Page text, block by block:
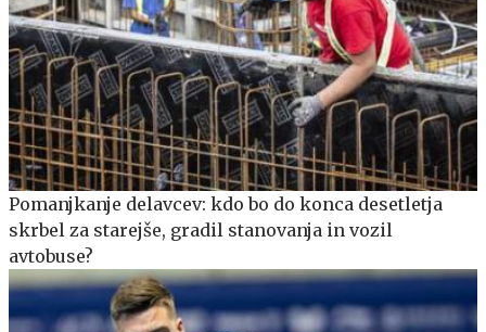
Pomanjkanje delavcev: kdo bo do konca desetletja
skrbel za starejše, gradil stanovanja in vozil
avtobuse?